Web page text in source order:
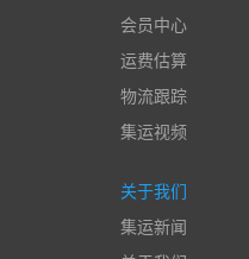
会员中心
运费估算
物流跟踪
集运视频
关于我们
集运新闻